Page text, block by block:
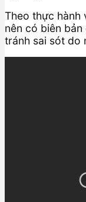
Theo thực hành
nên có biên
tránh sai sót do